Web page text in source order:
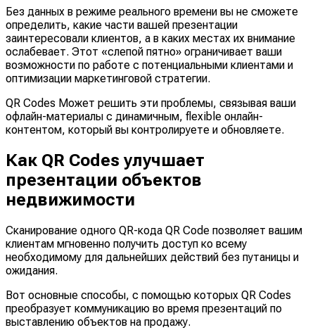
Без данных в режиме реального времени вы не сможете
определить, какие части вашей презентации
заинтересовали клиентов, а в каких местах их внимание
ослабевает. Этот «слепой пятно» ограничивает ваши
возможности по работе с потенциальными клиентами и
оптимизации маркетинговой стратегии.
QR Codes Может решить эти проблемы, связывая ваши
офлайн-материалы с динамичным, flexible онлайн-
контентом, который вы контролируете и обновляете.
Как QR Codes улучшает
презентации объектов
недвижимости
Сканирование одного QR-кода QR Code позволяет вашим
клиентам мгновенно получить доступ ко всему
необходимому для дальнейших действий без путаницы и
ожидания.
Вот основные способы, с помощью которых QR Codes
преобразует коммуникацию во время презентаций по
выставлению объектов на продажу.